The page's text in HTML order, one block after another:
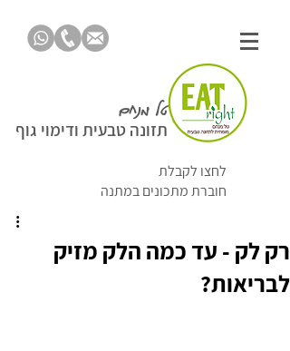
טל מנחם
תזונה טבעית ודימוי גוף
לחצו לקבלת
חוברת מתכונים במתנה
רק לק - עד כמה הלק מזיק
לבריאות?